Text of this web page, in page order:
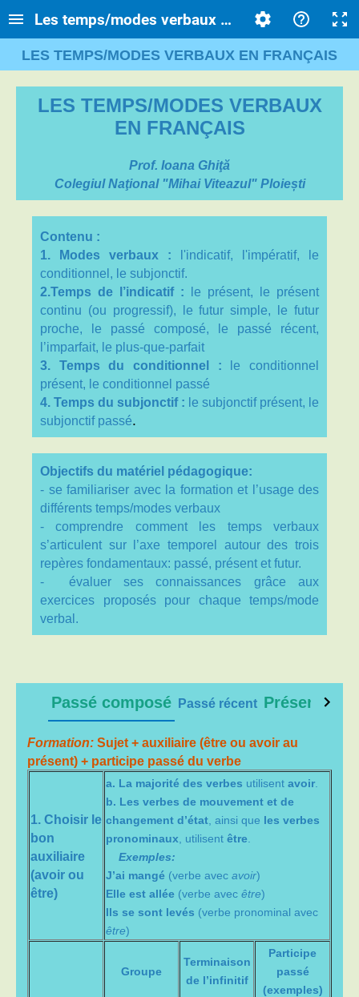
Les temps/modes verbaux en français
LES TEMPS/MODES VERBAUX EN FRANÇAIS
LES TEMPS/MODES VERBAUX
EN FRANÇAIS
Prof. Ioana Ghiţă
Colegiul Naţional "Mihai Viteazul" Ploiești
Contenu :
1.
Modes verbaux : l'indicatif, l'impératif, le
conditionnel, le subjonctif.
2.Temps de l’indicatif :
le présent, l e présent
continu (ou progressif), l e futur simple, le futur
proche, l e passé composé, l e passé récent,
’imparfait, l e plus-que-parfait
3. Temps du conditionnel : le conditionnel
présent, l e conditionnel passé
4. Temps du subjonctif : e subjonctif présent, l e
subjonctif passé.
Objectifs du matériel pédagogique:
- se familiariser avec la formation et l’usage des
différents temps/modes verbaux
- comprendre comment les temps verbaux
s’articulent sur l’axe temporel autour des trois
repères fondamentaux: passé, présent et futur.
- évaluer ses connaissances grâce aux
exercices proposés pour chaque temps/mode
verbal.
Passé composé Passé récent Présent Pr
Formation: Sujet + auxiliaire (être ou avoir au
présent) + participe passé du verbe
1. Choisir le
bon
auxiliaire
(avoir ou
être)
a. La majorité des verbes utilisent avoir
b. Les verbes de mouvement et de
changement d’état , ainsi que les verbes
pronominaux , utilisent être
Exemples:
J’ai mangé (verbe avec avoir)
Elle est allée (verbe avec être)
Ils se sont levés (verbe pronominal avec
être)
Groupe
Terminaison
de l’infinitif
Participe
passé
(exemples)